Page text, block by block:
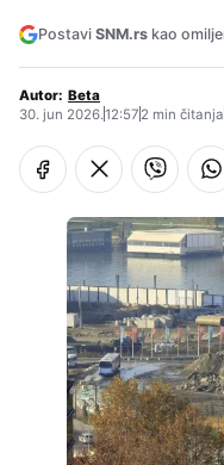
Postavi SNM.rs kao
Autor: Beta
30. jun 2026.12:57 2 min čitanja